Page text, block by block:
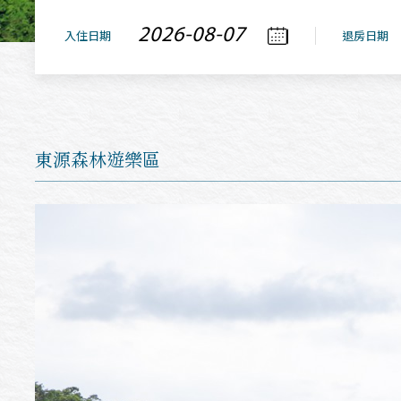
入住日期 退房日期
東源森林遊樂區